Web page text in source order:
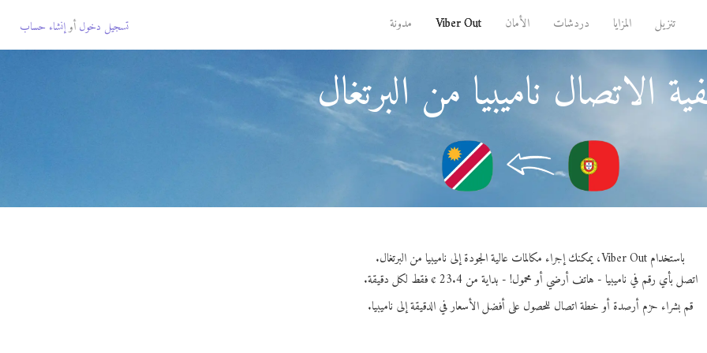
تنزيل المزايا دردشات الأمان Viber Out مدونة تسجيل دخول أوإنشاء حساب
الاتصال ناميبيا من البرتغال
باستخدام Viber Out، يمكنك إجراء مكالمات عالية الجودة إلى ناميبيا من البرتغال.
اتصل بأي رقم في ناميبيا - هاتف أرضي أو محمول! - بداية من 23.4 ¢ فقط لكل دقيقة.
قم بشراء حزم أرصدة أو خطة اتصال للحصول على أفضل الأسعار في الدقيقة إلى ناميبيا.